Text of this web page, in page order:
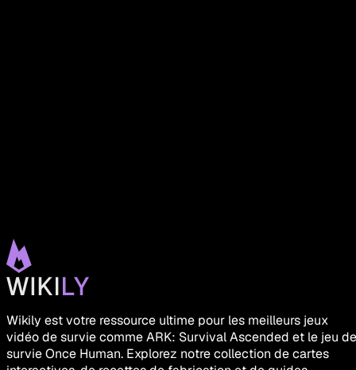
Wikily est votre ressource ultime pour les meilleurs jeux
vidéo de survie comme ARK: Survival Ascended et le jeu de
survie Once Human. Explorez notre collection de cartes